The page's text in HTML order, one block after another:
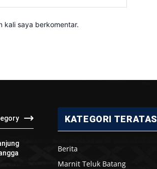
kali saya berkomentar.
KATEGORI TERATAS
Berita
Marnit Teluk Batang